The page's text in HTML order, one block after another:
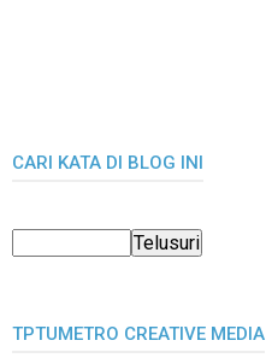
CARI KATA DI BLOG INI
TPTUMETRO CREATIVE MEDIA